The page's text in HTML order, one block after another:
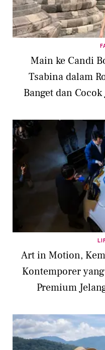
Main ke Candi
Tsabina dalam
Banget dan
Art in Motion,
Kontemporer
Premium